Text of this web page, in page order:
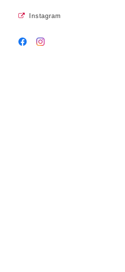
Instagram